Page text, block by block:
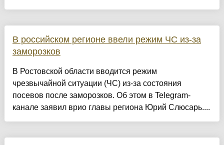
В российском регионе ввели режим ЧС из-за
заморозков
В Ростовской области вводится режим
чрезвычайной ситуации (ЧС) из-за состояния
посевов после заморозков. Об этом в Telegram-
канале заявил врио главы региона Юрий Слюсарь....